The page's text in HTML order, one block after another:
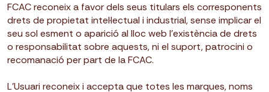
FCAC reconeix a favor dels seus titulars els corresponents
drets de propietat intel·lectual i industrial, sense implicar el
seu sol esment o aparició al lloc web l’existència de drets
o responsabilitat sobre aquests, ni el suport, patrocini o
recomanació per part de la FCAC.
L’Usuari reconeix i accepta que totes les marques, noms